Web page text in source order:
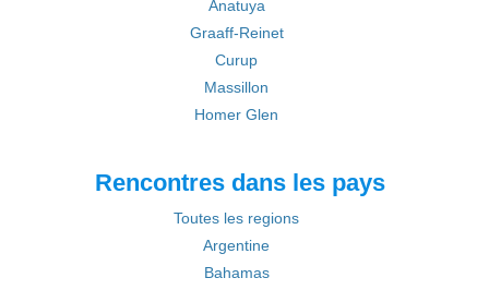
Anatuya
Graaff-Reinet
Curup
Massillon
Homer Glen
Rencontres dans les pays
Toutes les regions
Argentine
Bahamas